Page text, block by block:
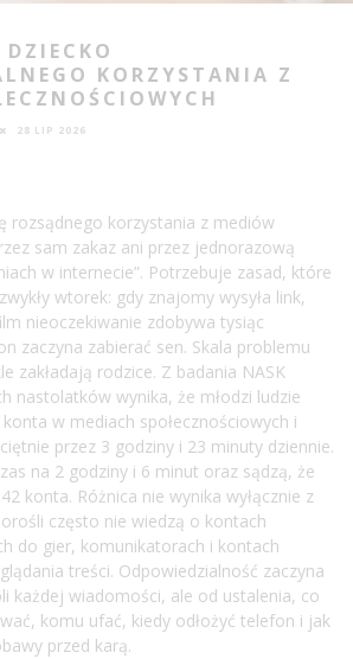
KORZYSTANIA Z
28 LIP 2026
rozsądnego korzystania z mediów
sam zakaz ani przez jednorazową
w internecie”. Potrzebuje zasad, które
wtorek: gdy znajomy wysyła link,
nieoczekiwanie zdobywa tysiąc
zaczyna zabierać sen. Skala problemu
zakładają rodzice. Z badania NASK
nastolatków wynika, że młodzi ludzie
w mediach społecznościowych i
przez 3 godziny i 23 minuty dziennie.
na 2 godziny i 6 minut oraz sądzą, że
konta. Różnica nie wynika wyłącznie z
często nie wiedzą o kontach
do gier, komunikatorach i kontach
treści. Odpowiedzialność zaczyna
każdej wiadomości, ale od ustalenia, co
komu ufać, kiedy odłożyć telefon i jak
przed karą.